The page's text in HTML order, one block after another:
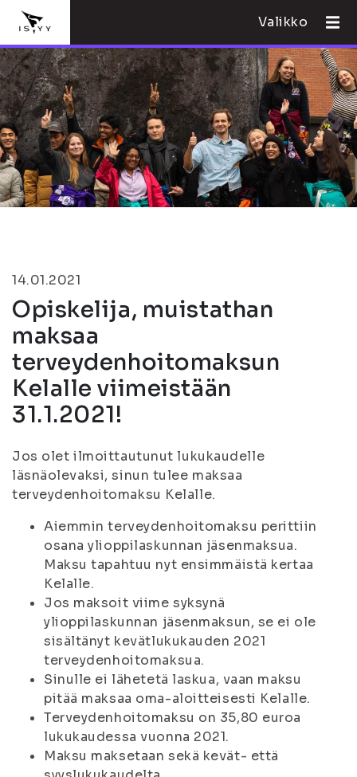
Valikko
14.01.2021
Opiskelija, muistathan
maksaa
terveydenhoitomaksun
Kelalle viimeistään
31.1.2021!
Jos olet ilmoittautunut lukukaudelle
läsnäolevaksi, sinun tulee maksaa
terveydenhoitomaksu Kelalle.
Aiemmin terveydenhoitomaksu perittiin
osana ylioppilaskunnan jäsenmaksua.
Maksu tapahtuu nyt ensimmäistä kertaa
Kelalle.
Jos maksoit viime syksynä
ylioppilaskunnan jäsenmaksun, se ei ole
sisältänyt kevätlukukauden 2021
terveydenhoitomaksua.
Sinulle ei lähetetä laskua, vaan maksu
pitää maksaa oma-aloitteisesti Kelalle.
Terveydenhoitomaksu on 35,80 euroa
lukukaudessa vuonna 2021.
Maksu maksetaan sekä kevät- että